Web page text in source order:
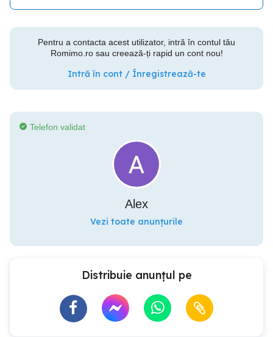
Pentru a contacta acest utilizator, intră în contul tău
Romimo.ro sau creează-ți rapid un cont nou!
Intră în cont / Înregistrează-te
Telefon validat
Alex
Vezi toate anunțurile
Distribuie anunțul pe